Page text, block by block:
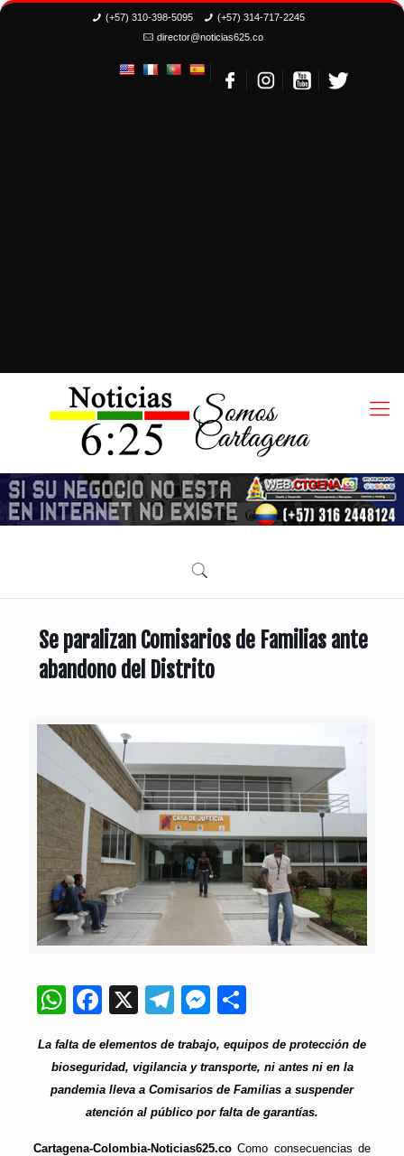
(+57) 310-398-5095
(+57) 314-717-2245
director@noticias625.co
Se paralizan Comisarios de Familias ante
abandono del Distrito
WhatsApp
Facebook
X Telegram
Messenger
Compartir
La falta de elementos de trabajo, equipos de protección de
bioseguridad, vigilancia y transporte, ni antes ni en la
pandemia lleva a Comisarios de Familias a suspender
atención al público por falta de garantías.
Cartagena-Colombia-Noticias625.coComo consecuencias de